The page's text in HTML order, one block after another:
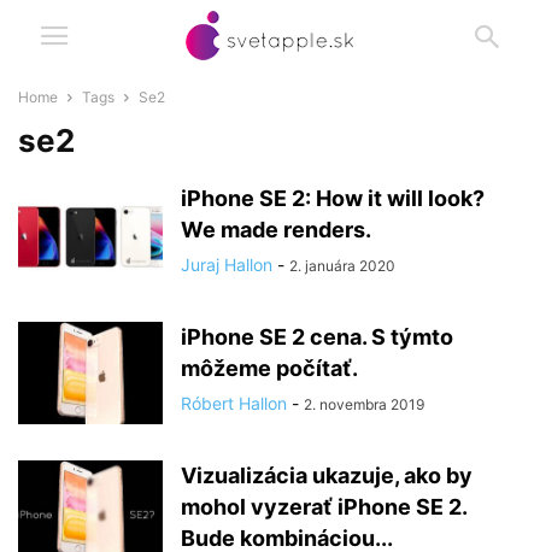
Home Tags Se2
se2
iPhone SE 2: How it will look?
We made renders.
Juraj Hallon - 2. januára 2020
iPhone SE 2 cena. S týmto
môžeme počítať.
Róbert Hallon - 2. novembra 2019
Vizualizácia ukazuje, ako by
mohol vyzerať iPhone SE 2.
Bude kombináciou...